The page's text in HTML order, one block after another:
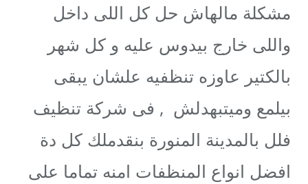
مشكلة مالهاش حل كل اللى داخل
واللى خارج بيدوس عليه و كل شهر
بالكتير عاوزه تنظفيه علشان يبقى
بيلمع وميتبهدلش , فى شركة تنظيف
فلل بالمدينة المنورة بنقدملك كل دة
افضل انواع المنظفات امنه تماما على